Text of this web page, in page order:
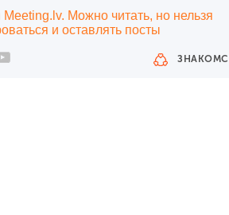
Можно читать, но нельзя
и оставлять посты